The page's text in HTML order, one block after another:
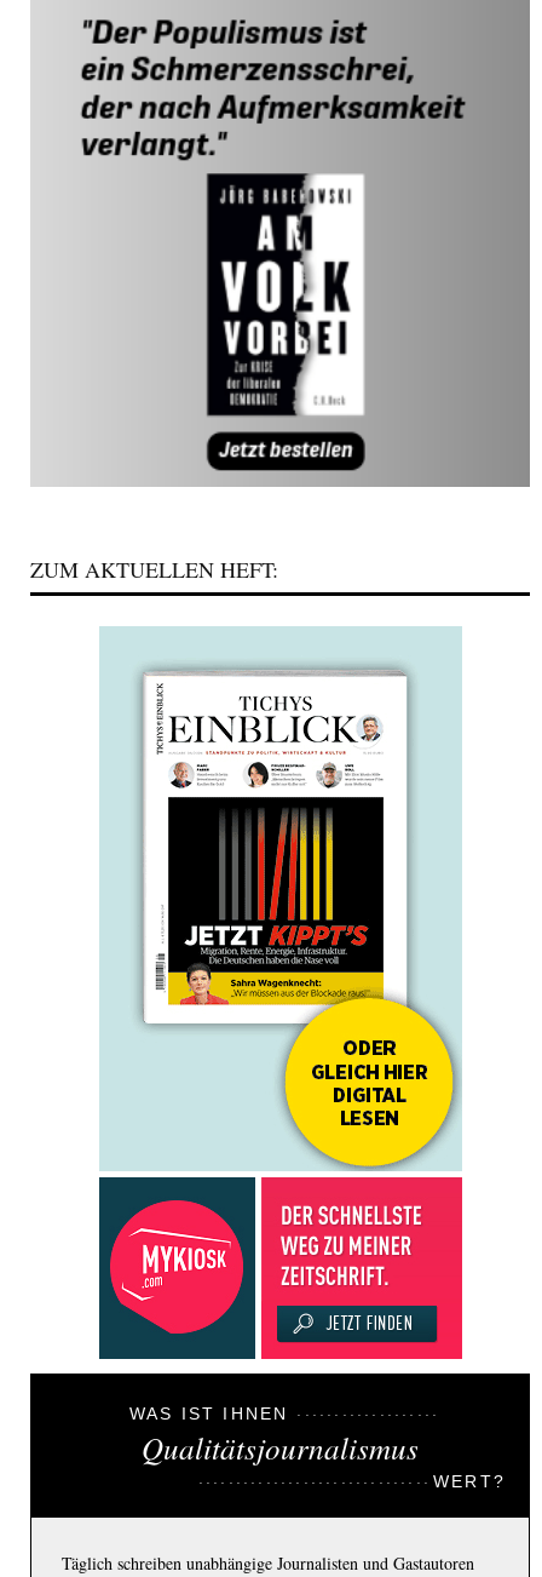
ZUM AKTUELLEN HEFT:
WAS IST IHNEN
Qualitätsjournalismus
WERT?
Täglich schreiben unabhängige Journalisten und Gastautoren